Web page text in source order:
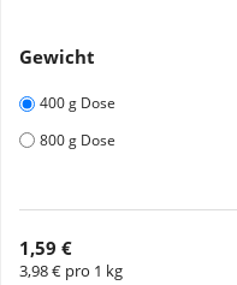
Gewicht
400 g Dose
800 g Dose
1,59 €
3,98 € pro 1 kg